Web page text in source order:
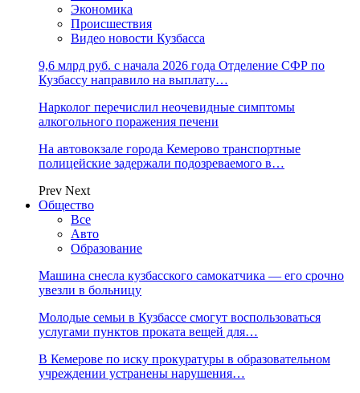
Экономика
Происшествия
Видео новости Кузбасса
9,6 млрд руб. с начала 2026 года Отделение СФР по
Кузбассу направило на выплату…
Нарколог перечислил неочевидные симптомы
алкогольного поражения печени
На автовокзале города Кемерово транспортные
полицейские задержали подозреваемого в…
Prev Next
Общество
Все
Авто
Образование
Машина снесла кузбасского самокатчика — его срочно
увезли в больницу
Молодые семьи в Кузбассе смогут воспользоваться
услугами пунктов проката вещей для…
В Кемерове по иску прокуратуры в образовательном
учреждении устранены нарушения…